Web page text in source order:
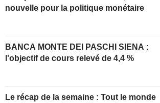
nouvelle pour la politique monétaire
BANCA MONTE DEI PASCHI SIENA :
l'objectif de cours relevé de 4,4 %
Le récap de la semaine : Tout le monde